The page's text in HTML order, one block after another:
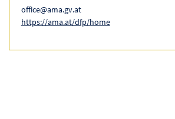
office@ama.gv.at
https://ama.at/dfp/home